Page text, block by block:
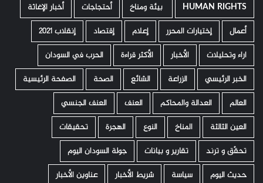
HUMAN RIGHTS ­ بيئة ومناخ أحتجاجات
أخبار الإغاثة
أعمال
إختيارات المحرر إعلام إقتصاد
إنقلاب 2021
اراء وتحليلات
الأخبار الأكثر قراءة
الحرب في السودان
الخبر الرئيسي
الزراعة الشائع الصحة
الصفحة الرئيسية
العالم
العدالة والمحاكم العنف
العنف الجنسي
العين الثالثة
المناخ النوع الهجرة
تحقيقات
تحقّق و ترند
تقارير و بيانات
جولة السودان اليوم
حديث اليوم
سياسة شريط الأخبار
عناوين الأخبار